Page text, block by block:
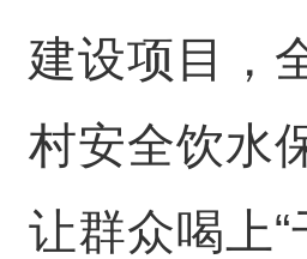
建设项目，
村安全饮水
让群众喝上“